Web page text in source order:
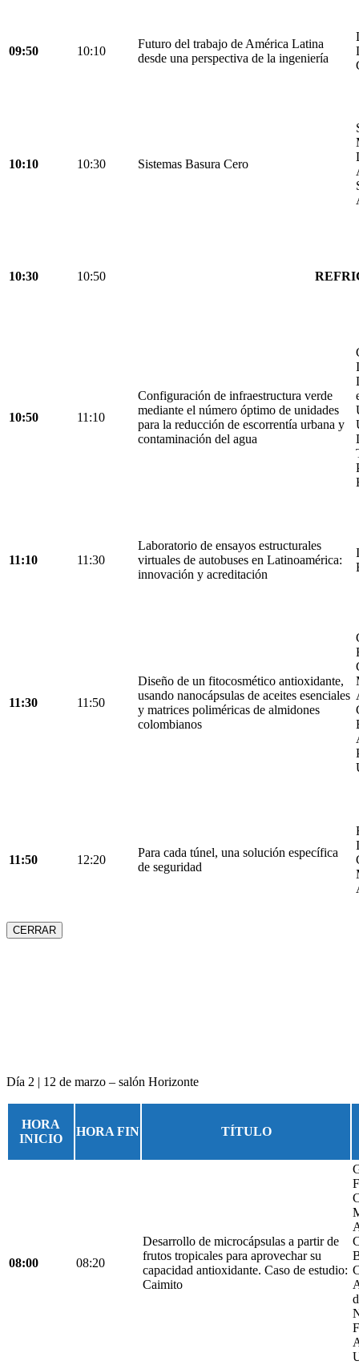
09:50 10:10
Futuro del trabajo de América Latina
desde una perspectiva de la ingeniería
10:10 10:30 Sistemas Basura Cero
10:30 10:50
10:50 11:10
Configuración de infraestructura verde
mediante el número óptimo de unidades
para la reducción de escorrentía urbana y
contaminación del agua
11:10 11:30
Laboratorio de ensayos estructurales
virtuales de autobuses en Latinoamérica:
innovación y acreditación
11:30 11:50
Diseño de un fitocosmético antioxidante,
usando nanocápsulas de aceites esenciales
y matrices poliméricas de almidones
colombianos
11:50 12:20
Para cada túnel, una solución específica
de seguridad
CERRAR
Día 2 | 12 de marzo – salón Horizonte
HORA
INICIO
HORA FIN TÍTULO
08:00 08:20
Desarrollo de microcápsulas a partir de
frutos tropicales para aprovechar su
capacidad antioxidante. Caso de estudio:
Caimito